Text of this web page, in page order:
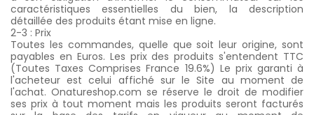
caractéristiques essentielles du bien, la description
détaillée des produits étant mise en ligne.
2-3 : Prix
Toutes les commandes, quelle que soit leur origine, sont
payables en Euros. Les prix des produits s'entendent TTC
(Toutes Taxes Comprises France 19.6%) Le prix garanti à
l'acheteur est celui affiché sur le Site au moment de
l'achat. Onatureshop.com se réserve le droit de modifier
ses prix à tout moment mais les produits seront facturés